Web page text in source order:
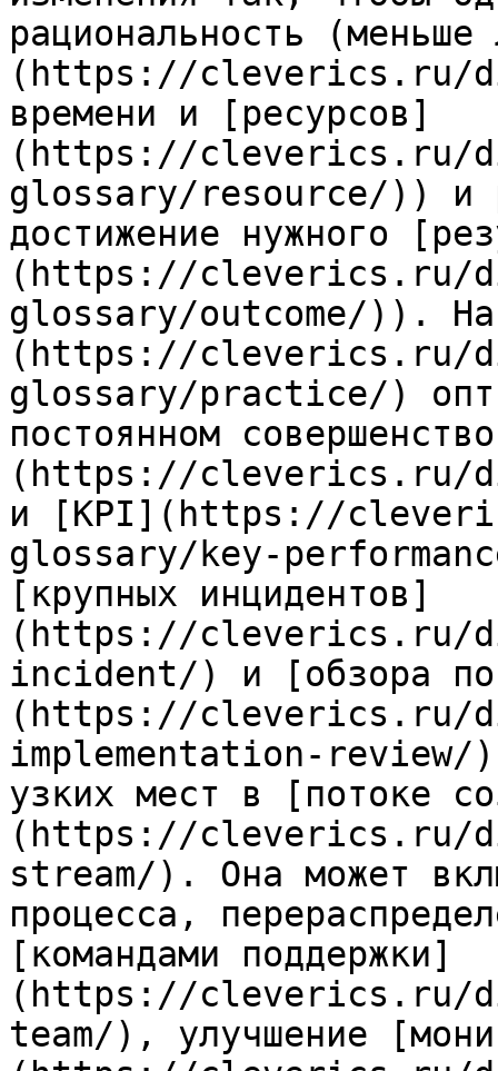
рациональность
(https://cleverics.ru/
времени и [ресурсов]
(https://cleverics.ru/
glossary/resource/)) и
достижение нужного
(https://cleverics.ru/
glossary/outcome/)).
(https://cleverics.ru/
glossary/practice/)
постоянном
(https://cleverics.ru/
и [KPI](https://
glossary/key-
[крупных инцидентов]
(https://cleverics.ru/
incident/) и [обзора
(https://cleverics.ru/
implementation-review/
узких мест в [потоке
(https://cleverics.ru/
stream/). Она может
процесса,
[командами поддержки]
(https://cleverics.ru/
team/), улучшение